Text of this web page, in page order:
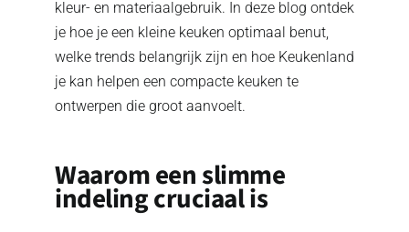
kleur- en materiaalgebruik. In deze blog ontdek
je hoe je een kleine keuken optimaal benut,
welke trends belangrijk zijn en hoe Keukenland
je kan helpen een compacte keuken te
ontwerpen die groot aanvoelt.
Waarom een slimme
indeling cruciaal is